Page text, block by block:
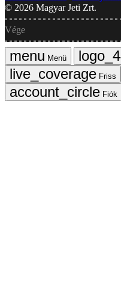
© 2026 Magyar Jeti Zrt.
Vége
Menü
Friss
Fiók